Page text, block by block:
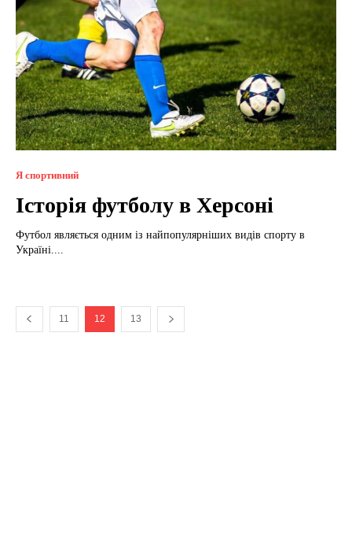
Я спортивний
Історія футболу в Херсоні
Футбол являється одним із найпопулярніших видів спорту в
Україні....
11 12 13